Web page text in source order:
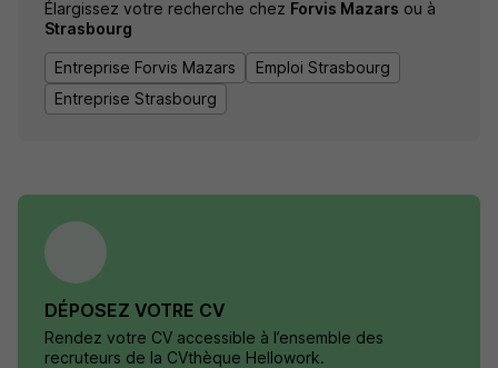
Élargissez votre recherche chez Forvis Mazars ou à
Strasbourg
Entreprise Forvis Mazars
Emploi Strasbourg
Entreprise Strasbourg
DÉPOSEZ VOTRE CV
Rendez votre CV accessible à l’ensemble des
recruteurs de la CVthèque Hellowork.